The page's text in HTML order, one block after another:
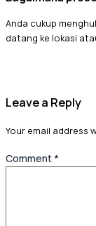
Anda cukup
datang ke lokasi
Leave a Reply
Your email address
Comment *